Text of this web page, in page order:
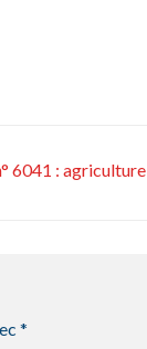
6041 : agriculture
*